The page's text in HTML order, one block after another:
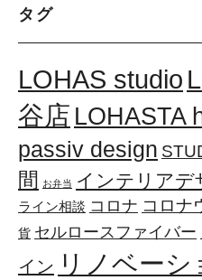
タグ
LOHAS studio
谷店 LOHASTA
passiv design
間
お弁当 インテリアデ
ライン相談 コロナ コロナ
貨 セルロースファイバー
イン リノベーシ